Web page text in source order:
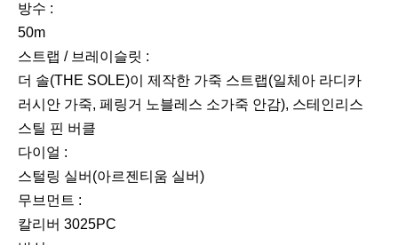
방수 :
50m
스트랩 / 브레이슬릿 :
더 솔(THE SOLE)이 제작한 가죽 스트랩(일체아 라디카
러시안 가죽, 페링거 노블레스 소가죽 안감), 스테인리스
스틸 핀 버클
다이얼 :
스털링 실버(아르젠티움 실버)
무브먼트 :
칼리버 3025PC